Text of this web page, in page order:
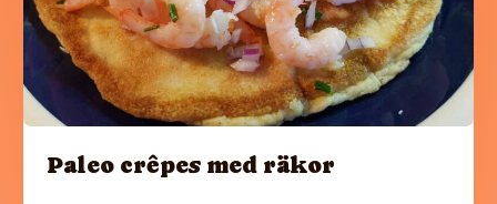
Paleo crêpes med räkor